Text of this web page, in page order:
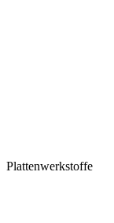
Plattenwerkstoffe